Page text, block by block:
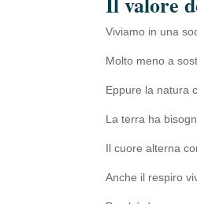
Viviamo in una
Molto meno a
Eppure la natura
La terra ha
Il cuore alterna
Anche il respiro